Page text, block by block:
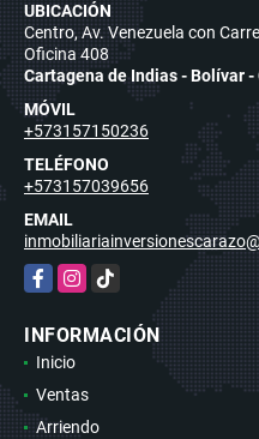
UBICACIÓN
Centro, Av. Venezuela con
Oficina 408
Cartagena de Indias - Bolívar -
MÓVIL
+573157150236
TELÉFONO
+573157039656
EMAIL
FacebookInstagram
TikTok
INFORMACIÓN
Inicio
Ventas
Arriendo